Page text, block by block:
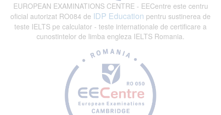
EUROPEAN EXAMINATIONS CENTRE - EECentre este centru
oficial autorizat RO084 de IDP Education pentru sustinerea de
teste IELTS pe calculator - teste internationale de certificare a
cunostintelor de limba engleza IELTS Romania.